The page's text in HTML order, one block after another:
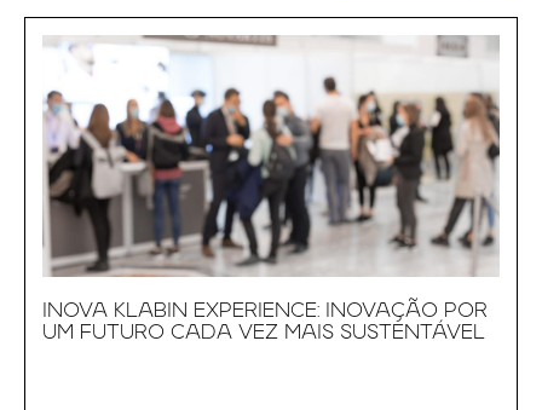
INOVA KLABIN EXPERIENCE: INOVAÇÃO POR
UM FUTURO CADA VEZ MAIS SUSTENTÁVEL